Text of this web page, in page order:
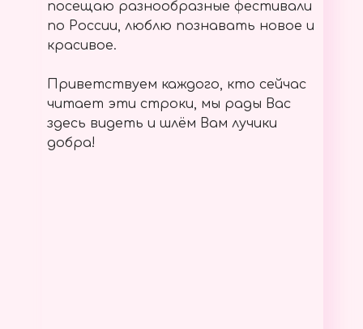
посещаю разнообразные фестивали
по России, люблю познавать новое и
красивое.
Приветствуем каждого, кто сейчас
читает эти строки, мы рады Вас
здесь видеть и шлём Вам лучики
добра!